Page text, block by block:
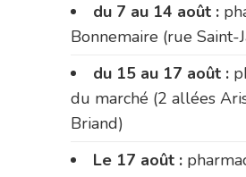
du 7 au 14 août :
Bonnemaire (rue Saint-
du 15 au 17 août :
du marché (2 allées
Briand)
Le 17 août :